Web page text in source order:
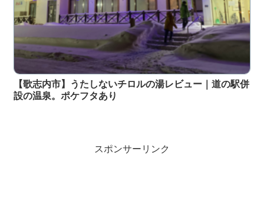
【歌志内市】うたしないチロルの湯レビュー｜道の駅併
設の温泉。ポケフタあり
スポンサーリンク